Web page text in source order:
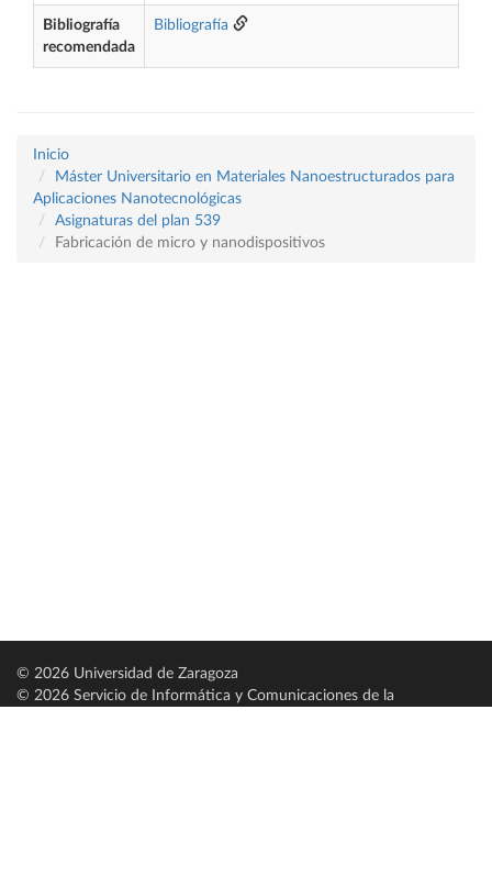
Bibliografía
recomendada
Bibliografía
Inicio
Máster Universitario en Materiales Nanoestructurados para
Aplicaciones Nanotecnológicas
Asignaturas del plan 539
Fabricación de micro y nanodispositivos
© 2026 Universidad de Zaragoza
© 2026 Servicio de Informática y Comunicaciones de la